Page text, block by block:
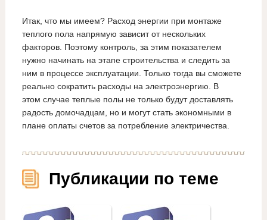
Итак, что мы имеем? Расход энергии при монтаже
теплого пола напрямую зависит от нескольких
факторов. Поэтому контроль, за этим показателем
нужно начинать на этапе строительства и следить за
ним в процессе эксплуатации. Только тогда вы сможете
реально сократить расходы на электроэнергию. В
этом случае теплые полы не только будут доставлять
радость домочадцам, но и могут стать экономными в
плане оплаты счетов за потребление электричества.
Публикации по теме